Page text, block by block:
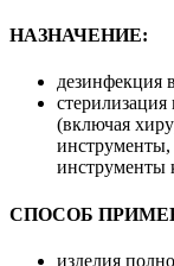
НАЗНАЧЕНИЕ:
дезинфекция
(включая
инструменты,
инструменты
СПОСОБ
изделия